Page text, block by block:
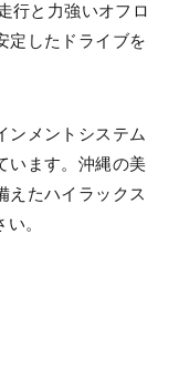
行と力強いオフロ
定したドライブを
ンメントシステム
います。沖縄の美
えたハイラックス
。